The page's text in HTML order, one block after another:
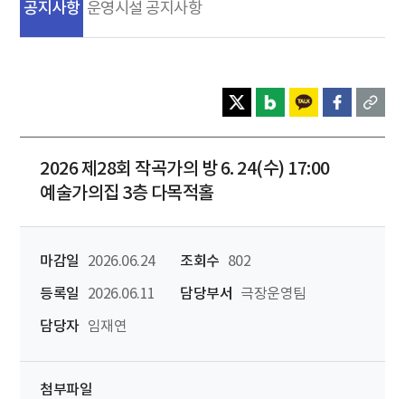
공지사항 운영시설 공지사항
2026 제28회 작곡가의 방 6. 24(수) 17:00
예술가의집 3층 다목적홀
마감일 2026.06.24 조회수
802
등록일
2026.06.11 담당부서
극장운영팀
담당자 임재연
첨부파일